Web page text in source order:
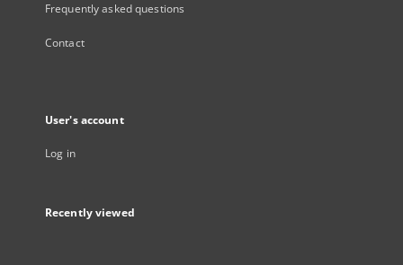
Frequently asked questions
Contact
User's account
Log in
Recently viewed